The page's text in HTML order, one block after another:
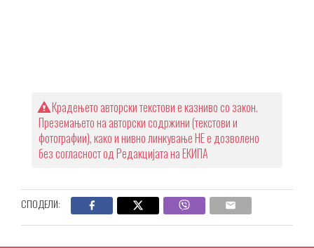
Крадењето авторски текстови е казниво со закон.
Преземањето на авторски содржини (текстови и
фотографии), како и нивно линкување НЕ е дозволено
без согласност од Редакцијата на ЕКИПА
СПОДЕЛИ: